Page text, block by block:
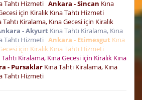
Tahtı Hizmeti Ankara - Sincan Kına
için Kiralık Kına Tahtı Hizmeti
Tahtı Kiralama, Kına Gecesi için Kiralık
- Akyurt Kına Tahtı Kiralama, Kına
Tahtı Hizmeti Ankara - Etimesgut Kına
için Kiralık Kına Tahtı Hizmeti
Tahtı Kiralama, Kına Gecesi için Kiralık Kına
- Pursaklar Kına Tahtı Kiralama, Kına
Tahtı Hizmeti